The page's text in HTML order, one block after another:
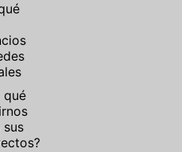
qué
sus